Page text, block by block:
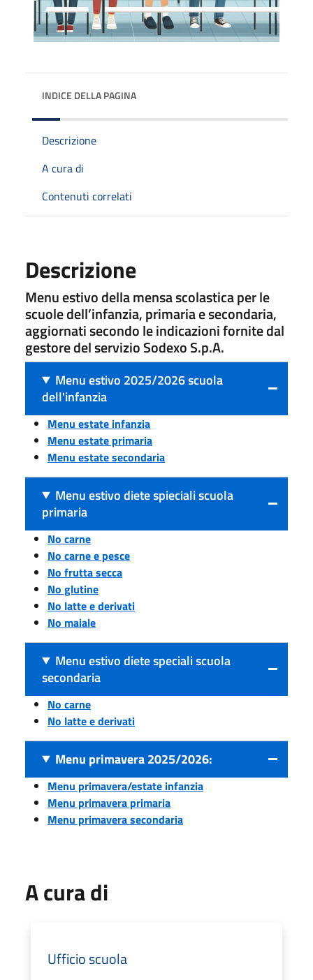
INDICE DELLA PAGINA
Descrizione
A cura di
Contenuti correlati
Descrizione
Menu estivo della mensa scolastica per le
scuole dell’infanzia, primaria e secondaria,
aggiornati secondo le indicazioni fornite dal
gestore del servizio Sodexo S.p.A.
Menu estivo 2025/2026 scuola
dell'infanzia
Menu estate infanzia
Menu estate primaria
Menu estate secondaria
Menu estivo diete spieciali scuola
primaria
No carne
No carne e pesce
No frutta secca
No glutine
No latte e derivati
No maiale
Menu estivo diete speciali scuola
secondaria
No carne
No latte e derivati
Menu primavera 2025/2026:
Menu primavera/estate infanzia
Menu primavera primaria
Menu primavera secondaria
A cura di
Ufficio scuola